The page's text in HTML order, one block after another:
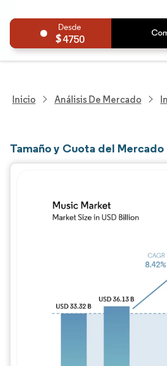
4750
Inicio Análisis De Mercado
Tamaño y Cuota del Mercado